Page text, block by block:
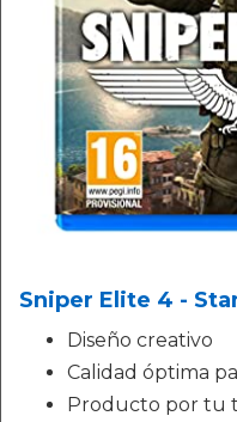
Sniper Elite 4 -
Diseño creativo
Calidad óptima
Producto por tu